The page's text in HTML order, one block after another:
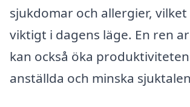
sjukdomar och allergier,
viktigt i dagens läge. En ren
kan också öka
anställda och minska